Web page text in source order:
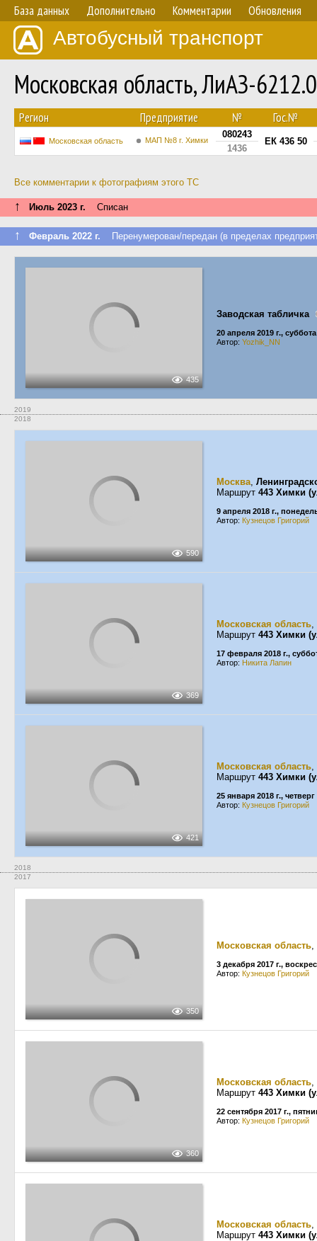
База данных Дополнительно Комментарии Обновления
Автобусный транспорт
Московская область, ЛиАЗ-
Регион Предприятие № Гос.№
Московская область МАП №8 г. Химки
080243
ЕК 436 50
1436
Все комментарии к фотографиям этого ТС
↑ Июль 2023 г. Списан
↑ Февраль 2022 г. Перенумерован/передан (в пределах
435
Заводская табличка
20 апреля 2019 г., суббота
Автор: Yozhik_NN
2019
2018
590
Москва,
Маршрут 443 Химки
9 апреля 2018 г.,
Автор: Кузнецов Григорий
369
Московская область,
Маршрут 443 Химки
17 февраля 2018 г.,
Автор: Никита Лапин
421
Московская область,
Маршрут 443 Химки
25 января 2018 г., четверг
Автор: Кузнецов Григорий
2018
2017
350
Московская область,
3 декабря 2017 г.,
Автор: Кузнецов Григорий
360
Московская область,
Маршрут 443 Химки
22 сентября 2017 г.,
Автор: Кузнецов Григорий
Московская область,
Маршрут 443 Химки